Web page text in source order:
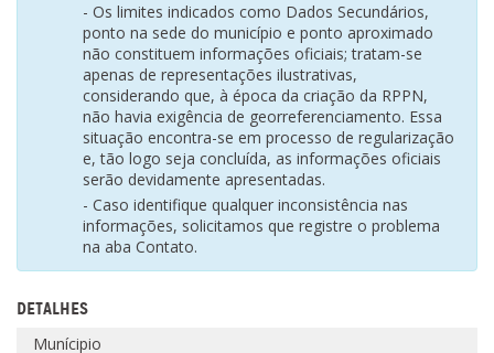
- Os limites indicados como Dados Secundários,
ponto na sede do município e ponto aproximado
não constituem informações oficiais; tratam-se
apenas de representações ilustrativas,
considerando que, à época da criação da RPPN,
não havia exigência de georreferenciamento. Essa
situação encontra-se em processo de regularização
e, tão logo seja concluída, as informações oficiais
serão devidamente apresentadas.
- Caso identifique qualquer inconsistência nas
informações, solicitamos que registre o problema
na aba Contato.
DETALHES
Munícipio